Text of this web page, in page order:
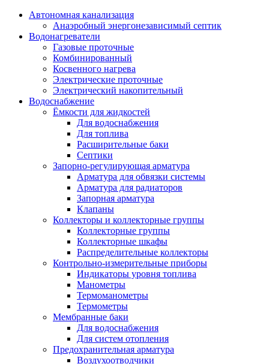
Автономная канализация
Анаэробный энергонезависимый септик
Водонагреватели
Газовые проточные
Комбинированный
Косвенного нагрева
Электрические проточные
Электрический накопительный
Водоснабжение
Ёмкости для жидкостей
Для водоснабжения
Для топлива
Расширительные баки
Септики
Запорно-регулирующая арматура
Арматура для обвязки системы
Арматура для радиаторов
Запорная арматура
Клапаны
Коллекторы и коллекторные группы
Коллекторные группы
Коллекторные шкафы
Распределительные коллекторы
Контрольно-измерительные приборы
Индикаторы уровня топлива
Манометры
Термоманометры
Термометры
Мембранные баки
Для водоснабжения
Для систем отопления
Предохранительная арматура
Воздухоотводчики